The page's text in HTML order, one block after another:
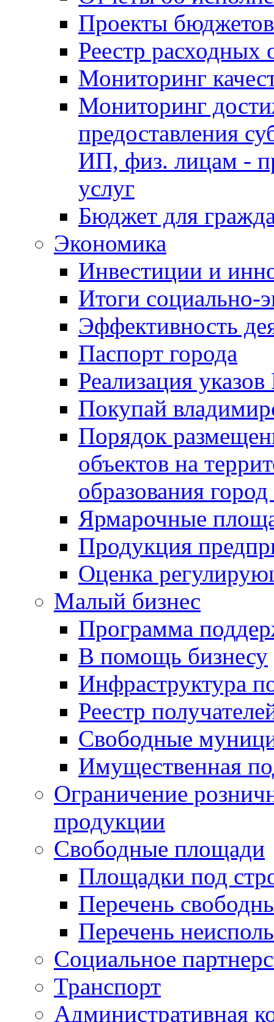
Проекты бюджетов
Реестр расходных
Мониторинг
Мониторинг
предоставления
ИП, физ. лицам -
услуг
Бюджет для
Экономика
Инвестиции и
Итоги социально-
Эффективность
Паспорт города
Реализация
Покупай
Порядок
объектов на
образования
Ярмарочные
Продукция
Оценка
Малый бизнес
Программа
В помощь бизнесу
Инфраструктура
Реестр
Свободные
Имущественная
Ограничение
продукции
Свободные площади
Площадки под
Перечень
Перечень
Социальное
Транспорт
Административная